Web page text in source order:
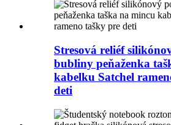
Stresová reliéf
bubliny peňaženka
kabelku Satchel
deti